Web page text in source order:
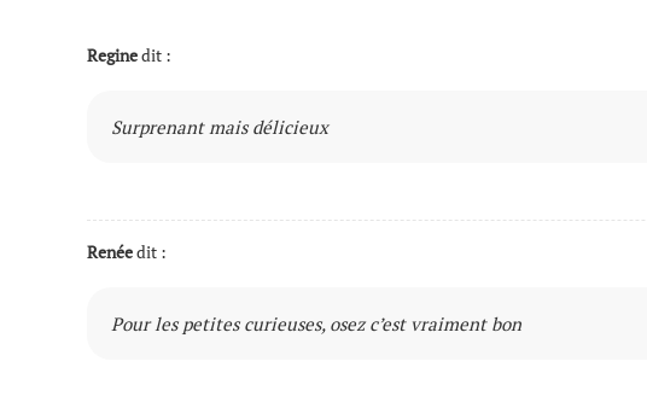
Reginedit :
Surprenant mais délicieux
Renéedit :
Pour les petites curieuses, osez c’est vraiment bon